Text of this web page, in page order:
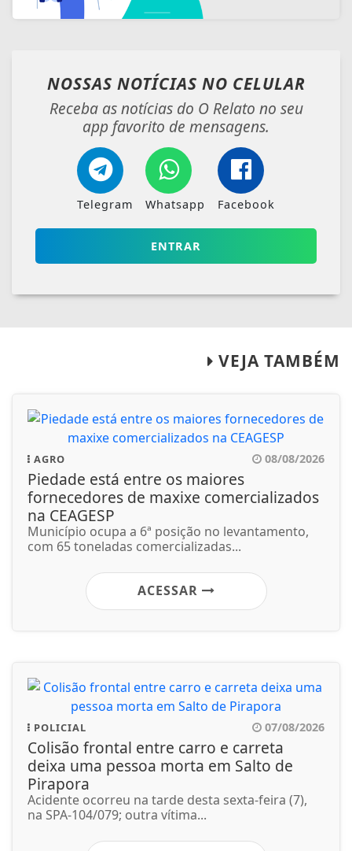
NOSSAS NOTÍCIAS NO CELULAR
Receba as notícias do O Relato no seu
app favorito de mensagens.
Telegram Whatsapp Facebook
ENTRAR
VEJA TAMBÉM
AGRO 08/08/2026
Piedade está entre os maiores
fornecedores de maxixe comercializados
na CEAGESP
Município ocupa a 6ª posição no levantamento,
com 65 toneladas comercializadas...
ACESSAR
POLICIAL 07/08/2026
Colisão frontal entre carro e carreta
deixa uma pessoa morta em Salto de
Pirapora
Acidente ocorreu na tarde desta sexta-feira (7),
na SPA-104/079; outra vítima...